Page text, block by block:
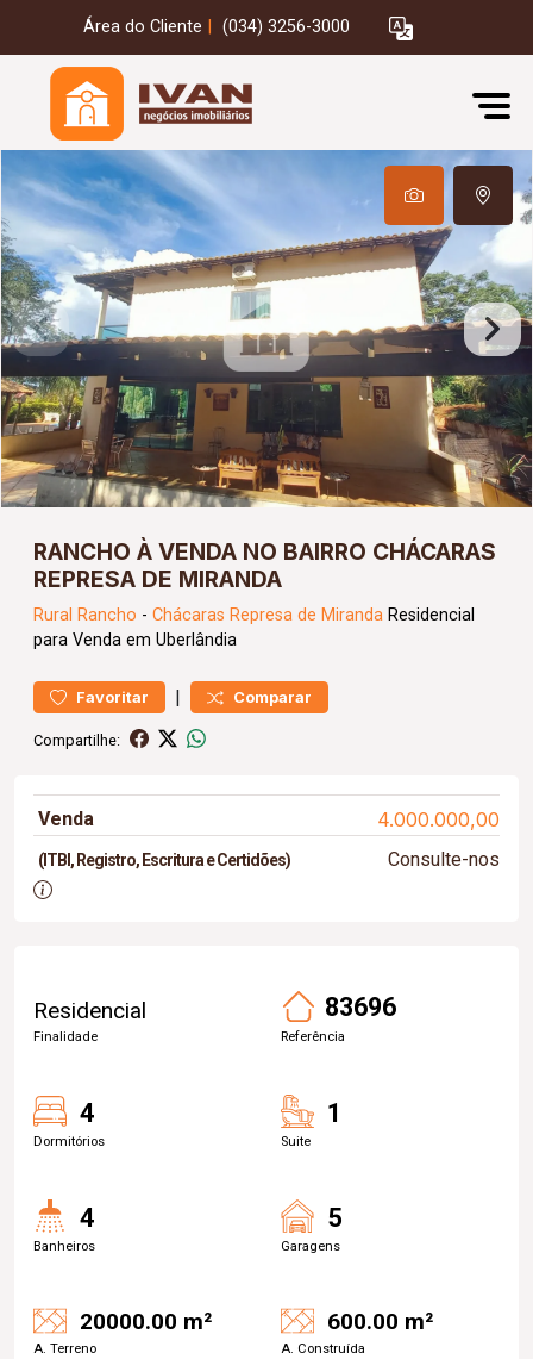
Área do Cliente (034) 3256-3000
RANCHO À VENDA NO BAIRRO CHÁCARAS
REPRESA DE MIRANDA
Rural Rancho - Chácaras Represa de Miranda Residencial
para Venda em Uberlândia
Favoritar | Comparar
Compartilhe:
Venda 4.000.000,00
(ITBI, Registro, Escritura e Certidões) Consulte-nos
Residencial
Finalidade
83696
Referência
4
Dormitórios
1
Suite
4
Banheiros
5
Garagens
20000.00 m²
A. Terreno
600.00 m²
A. Construída